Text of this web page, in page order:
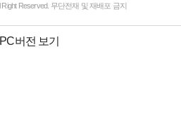
Reserved. 무단전재 및 재배포 금지
PC버전 보기